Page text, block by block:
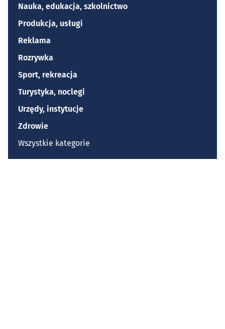
Nauka, edukacja, szkolnictwo
Produkcja, usługi
Reklama
Rozrywka
Sport, rekreacja
Turystyka, noclegi
Urzędy, instytucje
Zdrowie
Wszystkie kategorie